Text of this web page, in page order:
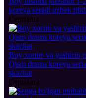
koreya seriali uzbek
Сериалы
Boy xonim va yashirin
Qism drama koreya
skachat
Сериалы